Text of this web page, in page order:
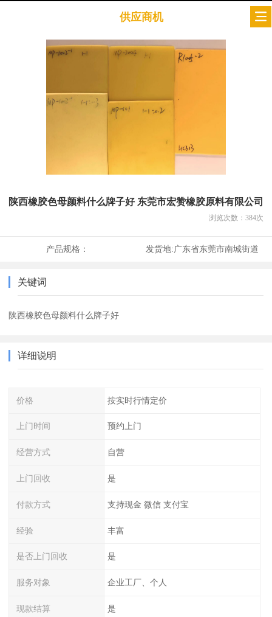
供应商机
陕西橡胶色母颜料什么牌子好 东莞市宏赞橡胶原料有限公司
浏览次数： 384次
产品规格： 发货地:广东省东莞市南城街道
关键词
陕西橡胶色母颜料什么牌子好
详细说明
价格 按实时行情定价
上门时间 预约上门
经营方式 自营
上门回收 是
付款方式 支持现金 微信 支付宝
经验 丰富
是否上门回收 是
服务对象 企业工厂、个人
现款结算 是